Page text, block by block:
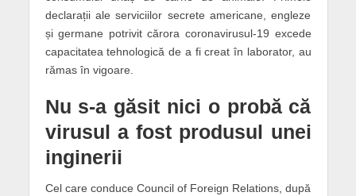
declarații ale serviciilor secrete americane, engleze
și germane potrivit cărora coronavirusul-19 excede
capacitatea tehnologică de a fi creat în laborator, au
rămas în vigoare.
Nu s-a găsit nici o probă că
virusul a fost produsul unei
inginerii
Cel care conduce Council of Foreign Relations, după